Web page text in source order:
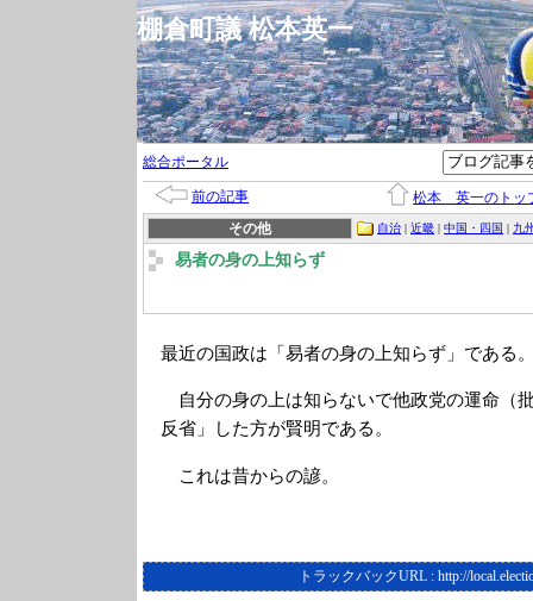
棚倉町議 松本英一
総合ポータル
前の記事
松本 英一のトッ
その他
自治 | 近畿 | 中国・四国 | 九
易者の身の上知らず
最近の国政は「易者の身の上知らず」である
自分の身の上は知らないで他政党の運命（
反省」した方が賢明である。
これは昔からの諺。
トラックバックURL : http://